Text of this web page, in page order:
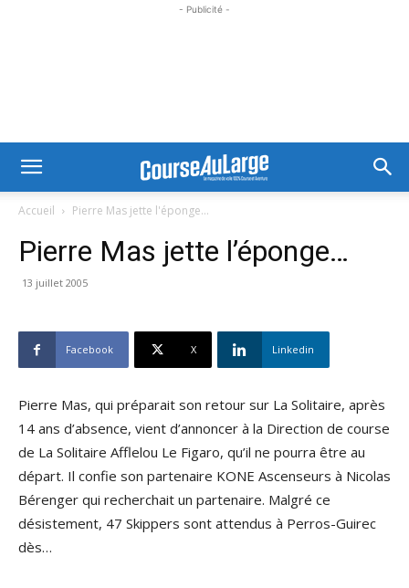
- Publicité -
Accueil Pierre Mas jette l'éponge...
Pierre Mas jette l’éponge…
13 juillet 2005
Facebook X Linkedin
Pierre Mas, qui préparait son retour sur La Solitaire, après
14 ans d’absence, vient d’annoncer à la Direction de course
de La Solitaire Afflelou Le Figaro, qu’il ne pourra être au
départ. Il confie son partenaire KONE Ascenseurs à Nicolas
Bérenger qui recherchait un partenaire. Malgré ce
désistement, 47 Skippers sont attendus à Perros-Guirec
dès…